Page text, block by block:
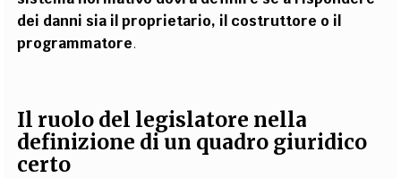
dei danni sia il proprietario, il costruttore o il
programmatore.
Il ruolo del legislatore nella
definizione di un quadro giuridico
certo